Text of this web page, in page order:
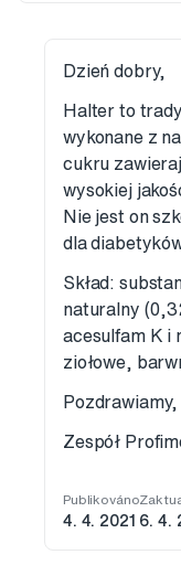
Dzień dobry,
Halter to
wykonane z
cukru
wysokiej
Nie jest on
dla
Skład:
naturalny
acesulfam K i
ziołowe,
Pozdrawiamy,
Zespół
Publikováno
4. 4. 2021 6. 4.